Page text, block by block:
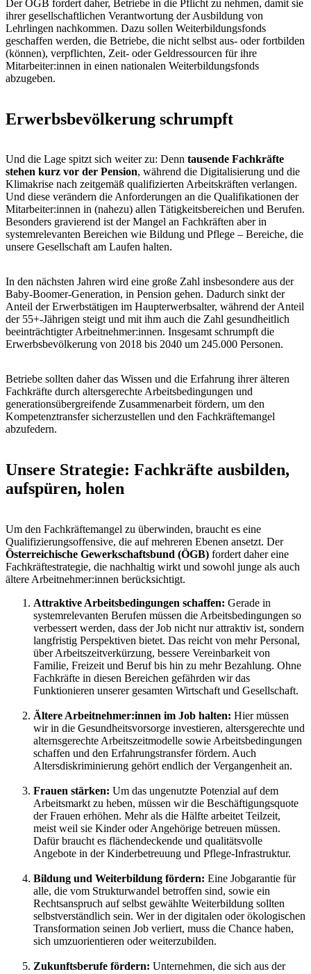
Der ÖGB fordert daher, Betriebe in die Pflicht zu nehmen, damit sie
ihrer gesellschaftlichen Verantwortung der Ausbildung von
Lehrlingen nachkommen. Dazu sollen Weiterbildungsfonds
geschaffen werden, die Betriebe, die nicht selbst aus- oder fortbilden
(können), verpflichten, Zeit- oder Geldressourcen für ihre
Mitarbeiter:innen in einen nationalen Weiterbildungsfonds
abzugeben.
Erwerbsbevölkerung schrumpft
Und die Lage spitzt sich weiter zu: Denn tausende Fachkräfte
stehen kurz vor der Pension, während die Digitalisierung und die
Klimakrise nach zeitgemäß qualifizierten Arbeitskräften verlangen.
Und diese verändern die Anforderungen an die Qualifikationen der
Mitarbeiter:innen in (nahezu) allen Tätigkeitsbereichen und Berufen.
Besonders gravierend ist der Mangel an Fachkräften aber in
systemrelevanten Bereichen wie Bildung und Pflege – Bereiche, die
unsere Gesellschaft am Laufen halten.
In den nächsten Jahren wird eine große Zahl insbesondere aus der
Baby-Boomer-Generation, in Pension gehen. Dadurch sinkt der
Anteil der Erwerbstätigen im Haupterwerbsalter, während der Anteil
der 55+-Jährigen steigt und mit ihm auch die Zahl gesundheitlich
beeinträchtigter Arbeitnehmer:innen. Insgesamt schrumpft die
Erwerbsbevölkerung von 2018 bis 2040 um 245.000 Personen.
Betriebe sollten daher das Wissen und die Erfahrung ihrer älteren
Fachkräfte durch altersgerechte Arbeitsbedingungen und
generationsübergreifende Zusammenarbeit fördern, um den
Kompetenztransfer sicherzustellen und den Fachkräftemangel
abzufedern.
Unsere Strategie: Fachkräfte ausbilden,
aufspüren, holen
Um den Fachkräftemangel zu überwinden, braucht es eine
Qualifizierungsoffensive, die auf mehreren Ebenen ansetzt. Der
Österreichische Gewerkschaftsbund (ÖGB) fordert daher eine
Fachkräftestrategie, die nachhaltig wirkt und sowohl junge als auch
ältere Arbeitnehmer:innen berücksichtigt.
Attraktive Arbeitsbedingungen schaffen: Gerade in
systemrelevanten Berufen müssen die Arbeitsbedingungen so
verbessert werden, dass der Job nicht nur attraktiv ist, sondern
langfristig Perspektiven bietet. Das reicht von mehr Personal,
über Arbeitszeitverkürzung, bessere Vereinbarkeit von
Familie, Freizeit und Beruf bis hin zu mehr Bezahlung. Ohne
Fachkräfte in diesen Bereichen gefährden wir das
Funktionieren unserer gesamten Wirtschaft und Gesellschaft.
Ältere Arbeitnehmer:innen im Job halten: Hier müssen
wir in die Gesundheitsvorsorge investieren, altersgerechte und
alternsgerechte Arbeitszeitmodelle sowie Arbeitsbedingungen
schaffen und den Erfahrungstransfer fördern. Auch
Altersdiskriminierung gehört endlich der Vergangenheit an.
Frauen stärken: Um das ungenutzte Potenzial auf dem
Arbeitsmarkt zu heben, müssen wir die Beschäftigungsquote
der Frauen erhöhen. Mehr als die Hälfte arbeitet Teilzeit,
meist weil sie Kinder oder Angehörige betreuen müssen.
Dafür braucht es flächendeckende und qualitätsvolle
Angebote in der Kinderbetreuung und Pflege-Infrastruktur.
Bildung und Weiterbildung fördern: Eine Jobgarantie für
alle, die vom Strukturwandel betroffen sind, sowie ein
Rechtsanspruch auf selbst gewählte Weiterbildung sollten
selbstverständlich sein. Wer in der digitalen oder ökologischen
Transformation seinen Job verliert, muss die Chance haben,
sich umzuorientieren oder weiterzubilden.
Zukunftsberufe fördern: Unternehmen, die sich aus der